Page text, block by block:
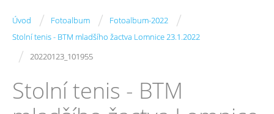
Úvod / Fotoalbum / Fotoalbum-2022 /
Stolní tenis - BTM mladšího žactva Lomnice 23.1.2022
/ 20220123_101955
Stolní tenis - BTM